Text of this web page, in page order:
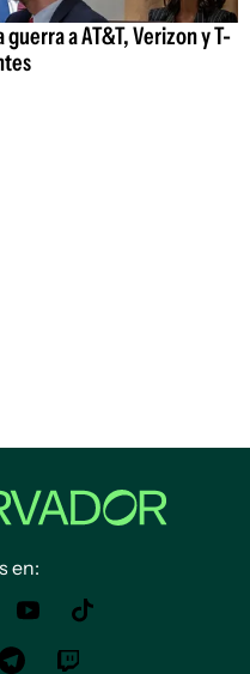
a AT&T, Verizon y T-
en: